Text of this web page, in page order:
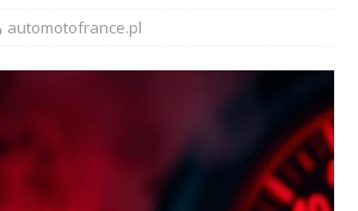
automotofrance.pl